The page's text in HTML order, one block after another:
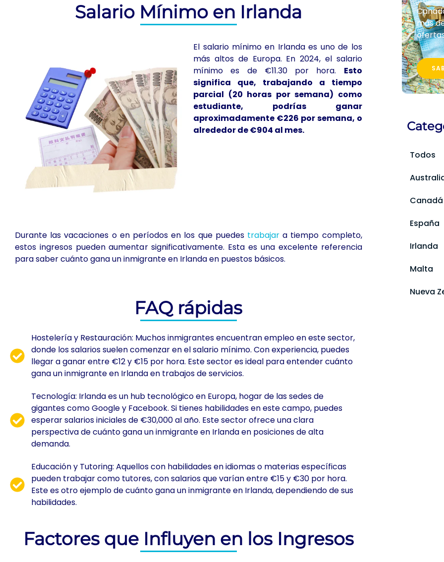
Salario Mínimo en Irlanda
El salario mínimo en Irlanda es uno de los
más altos de Europa. En 2024, el salario
mínimo es de €11.30 por hora. Esto
significa que, trabajando a tiempo
parcial (20 horas por semana) como
estudiante, podrías ganar
aproximadamente €226 por semana, o
alrededor de €904 al mes.
Durante las vacaciones o en períodos en los que puedes trabajara tiempo completo,
estos ingresos pueden aumentar significativamente. Esta es una excelente referencia
para saber cuánto gana un inmigrante en Irlanda en puestos básicos.
FAQ rápidas
Hostelería y Restauración: Muchos inmigrantes encuentran empleo en este sector,
donde los salarios suelen comenzar en el salario mínimo. Con experiencia, puedes
llegar a ganar entre €12 y €15 por hora. Este sector es ideal para entender cuánto
gana un inmigrante en Irlanda en trabajos de servicios.
Tecnología: Irlanda es un hub tecnológico en Europa, hogar de las sedes de
gigantes como Google y Facebook. Si tienes habilidades en este campo, puedes
esperar salarios iniciales de €30,000 al año. Este sector ofrece una clara
perspectiva de cuánto gana un inmigrante en Irlanda en posiciones de alta
demanda.
Educación y Tutoring: Aquellos con habilidades en idiomas o materias específicas
pueden trabajar como tutores, con salarios que varían entre €15 y €30 por hora.
Este es otro ejemplo de cuánto gana un inmigrante en Irlanda, dependiendo de sus
habilidades.
Factores que Influyen en los Ingresos
más
Todos
Canadá
España
Irlanda
Malta
Nueva